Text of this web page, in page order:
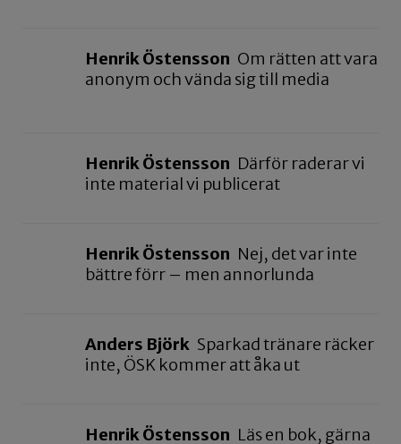
Henrik Östensson Om rätten att vara
anonym och vända sig till media
Henrik Östensson Därför raderar vi
inte material vi publicerat
Henrik Östensson Nej, det var inte
bättre förr – men annorlunda
Anders Björk Sparkad tränare räcker
inte, ÖSK kommer att åka ut
Henrik Östensson Läs en bok, gärna